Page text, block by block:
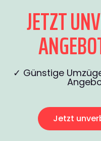
JETZT
✓ Günstige
Jetzt